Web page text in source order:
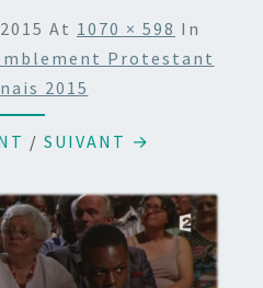
At 1070 × 598 In
Protestant
2015
/ SUIVANT →